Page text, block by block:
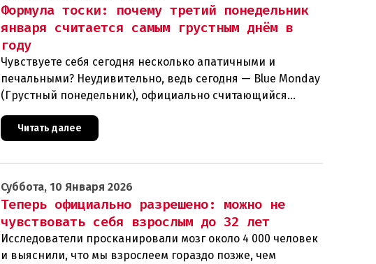
Формула тоски: почему третий понедельник
января считается самым грустным днём в
году
Чувствуете себя сегодня несколько апатичными и
печальными? Неудивительно, ведь сегодня — Blue Monday
(Грустный понедельник), официально считающийся
самым печальным днем в году! На самом деле есть прич
Читать далее
Суббота, 10 Января 2026
Теперь официально разрешено: можно не
чувствовать себя взрослым до 32 лет
Исследователи просканировали мозг около 4 000 человек
и выяснили, что мы взрослеем гораздо позже, чем